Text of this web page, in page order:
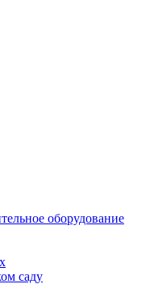
оборудование
саду